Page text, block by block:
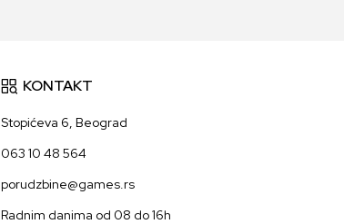
KONTAKT
Stopićeva 6, Beograd
063 10 48 564
porudzbine@games.rs
Radnim danima od 08 do 16h